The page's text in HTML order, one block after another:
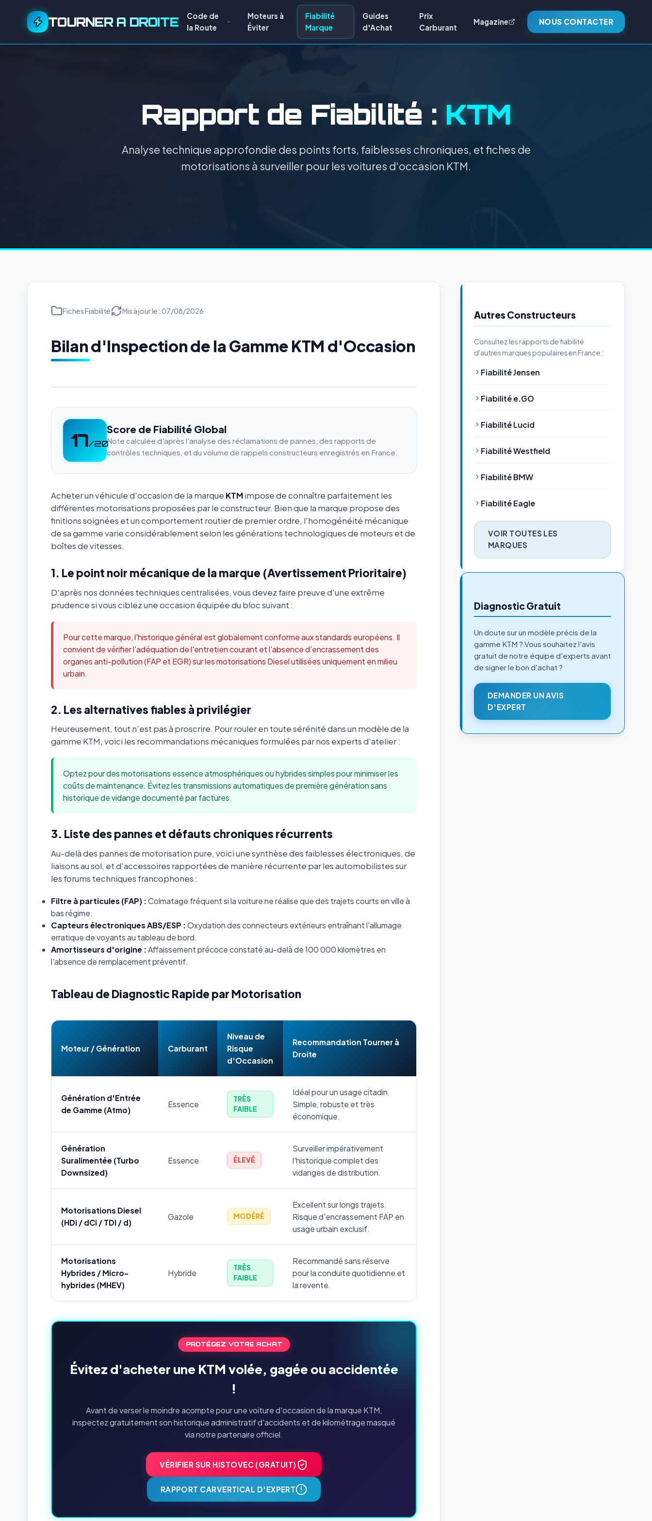
TOURNER A DROITE
Code de
la Route
Moteurs à
Éviter
Fiabilité
Marque
Guides
d'Achat
Prix
Carburant
Magazine NOUS CONTACTER
Rapport de Fiabilité : KTM
Analyse technique approfondie des points forts, faiblesses chroniques, et fiches de
motorisations à surveiller pour les voitures d'occasion KTM.
Fiches Fiabilité Mis à jour le : 07/08/2026
Bilan d'Inspection de la Gamme KTM d'Occasion
17/20
Score de Fiabilité Global
Note calculée d'après l'analyse des réclamations de pannes, des rapports de
contrôles techniques, et du volume de rappels constructeurs enregistrés en France.
Acheter un véhicule d'occasion de la marque KTMimpose de connaître parfaitement les
différentes motorisations proposées par le constructeur. Bien que la marque propose des
finitions soignées et un comportement routier de premier ordre, l'homogénéité mécanique
de sa gamme varie considérablement selon les générations technologiques de moteurs et de
boîtes de vitesses.
1. Le point noir mécanique de la marque (Avertissement Prioritaire)
D'après nos données techniques centralisées, vous devez faire preuve d'une extrême
prudence si vous ciblez une occasion équipée du bloc suivant :
Pour cette marque, l'historique général est globalement conforme aux standards européens. Il
convient de vérifier l'adéquation de l'entretien courant et l'absence d'encrassement des
organes anti-pollution (FAP et EGR) sur les motorisations Diesel utilisées uniquement en milieu
urbain.
2. Les alternatives fiables à privilégier
Heureusement, tout n'est pas à proscrire. Pour rouler en toute sérénité dans un modèle de la
gamme KTM, voici les recommandations mécaniques formulées par nos experts d'atelier :
Optez pour des motorisations essence atmosphériques ou hybrides simples pour minimiser les
coûts de maintenance. Évitez les transmissions automatiques de première génération sans
historique de vidange documenté par factures.
3. Liste des pannes et défauts chroniques récurrents
Au-delà des pannes de motorisation pure, voici une synthèse des faiblesses électroniques, de
liaisons au sol, et d'accessoires rapportées de manière récurrente par les automobilistes sur
les forums techniques francophones :
Filtre à particules (FAP) :Colmatage fréquent si la voiture ne réalise que des trajets courts en ville à
bas régime.
Capteurs électroniques ABS/ESP :Oxydation des connecteurs extérieurs entraînant l'allumage
erratique de voyants au tableau de bord.
Amortisseurs d'origine :Affaissement précoce constaté au-delà de 100 000 kilomètres en
l'absence de remplacement préventif.
Tableau de Diagnostic Rapide par Motorisation
Moteur / Génération Carburant
Niveau de
Risque
d'Occasion
Recommandation Tourner à
Droite
Génération d'Entrée
de Gamme (Atmo)
Essence
TRÈS
FAIBLE
Idéal pour un usage citadin.
Simple, robuste et très
économique.
Génération
Suralimentée (Turbo
Downsized)
Essence ÉLEVÉ
Surveiller impérativement
l'historique complet des
vidanges de distribution.
Motorisations Diesel
(HDi / dCi / TDI / d)
Gazole MODÉRÉ
Excellent sur longs trajets.
Risque d'encrassement FAP en
usage urbain exclusif.
Motorisations
Hybrides / Micro-
hybrides (MHEV)
Hybride
TRÈS
FAIBLE
Recommandé sans réserve
pour la conduite quotidienne et
la revente.
PROTÉGEZ VOTRE ACHAT
Évitez d'acheter une KTM volée, gagée ou accidentée
!
Avant de verser le moindre acompte pour une voiture d'occasion de la marque KTM,
inspectez gratuitement son historique administratif d'accidents et de kilométrage masqué
via notre partenaire officiel.
VÉRIFIER SUR HISTOVEC (GRATUIT)
RAPPORT CARVERTICAL D'EXPERT
Autres Constructeurs
Consultez les rapports de fiabilité
d'autres marques populaires en France :
Fiabilité Jensen
Fiabilité e.GO
Fiabilité Lucid
Fiabilité Westfield
Fiabilité BMW
Fiabilité Eagle
VOIR TOUTES LES
MARQUES
Diagnostic Gratuit
Un doute sur un modèle précis de la
gamme KTM ? Vous souhaitez l'avis
gratuit de notre équipe d'experts avant
de signer le bon d'achat ?
DEMANDER UN AVIS
D'EXPERT